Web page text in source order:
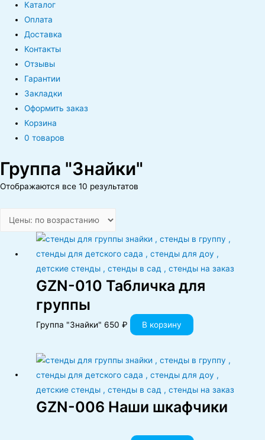
Каталог
Оплата
Доставка
Контакты
Отзывы
Гарантии
Закладки
Оформить заказ
Корзина
0 товаров
Группа "Знайки"
Отображаются все 10 результатов
GZN-010 Табличка для
группы
Группа "Знайки"650₽ В корзину
GZN-006 Наши шкафчики